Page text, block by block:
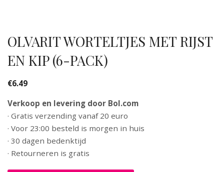
OLVARIT WORTELTJES MET RIJST
EN KIP (6-PACK)
€6.49
Verkoop en levering door Bol.com
· Gratis verzending vanaf 20 euro
· Voor 23:00 besteld is morgen in huis
· 30 dagen bedenktijd
· Retourneren is gratis